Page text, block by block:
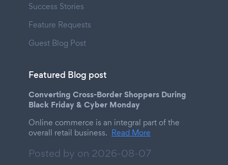
Success Stories
Feature Requests
Guest Blog Post
Featured Blog post
Converting Cross-Border Shoppers During
Black Friday & Cyber Monday
Online commerce is an integral part of the
overall retail business. Read More
Posted by on 2026-08-07